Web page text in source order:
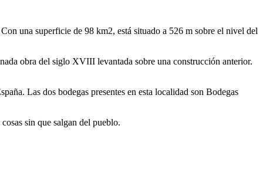
una superficie de 98 km2, está situado a 526 m sobre el nivel del
obra del siglo XVIII levantada sobre una construcción anterior.
Las dos bodegas presentes en esta localidad son Bodegas
sin que salgan del pueblo.